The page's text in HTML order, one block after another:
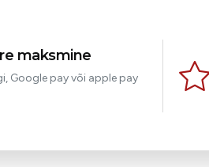
maksmine
Google pay või apple pay